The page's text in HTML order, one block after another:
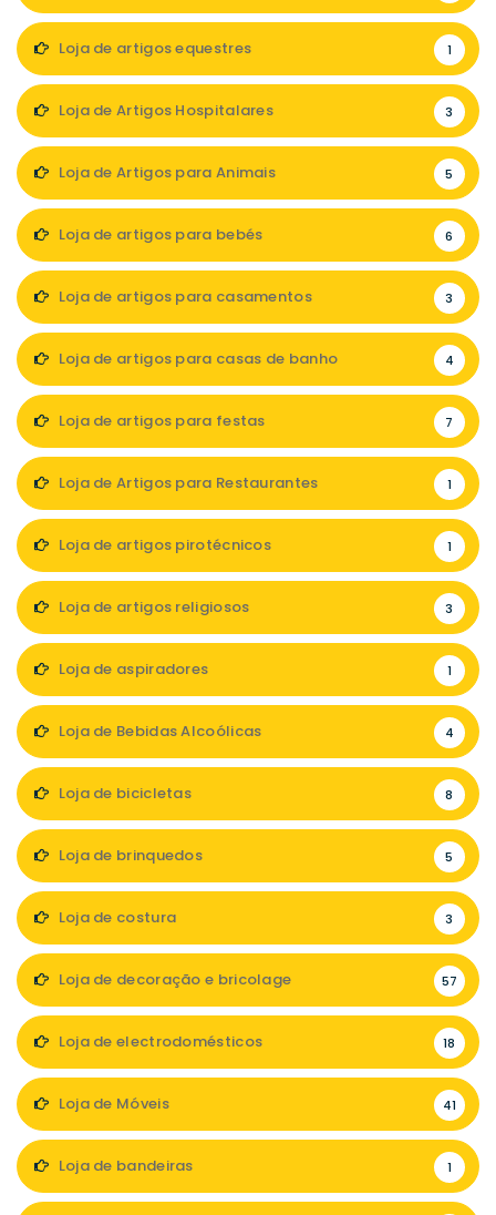
Loja de artigos equestres 1
Loja de Artigos Hospitalares 3
Loja de Artigos para Animais 5
Loja de artigos para bebés 6
Loja de artigos para casamentos 3
Loja de artigos para casas de banho 4
Loja de artigos para festas 7
Loja de Artigos para Restaurantes 1
Loja de artigos pirotécnicos 1
Loja de artigos religiosos 3
Loja de aspiradores 1
Loja de Bebidas Alcoólicas 4
Loja de bicicletas 8
Loja de brinquedos 5
Loja de costura 3
Loja de decoração e bricolage 57
Loja de electrodomésticos 18
Loja de Móveis 41
Loja de bandeiras 1